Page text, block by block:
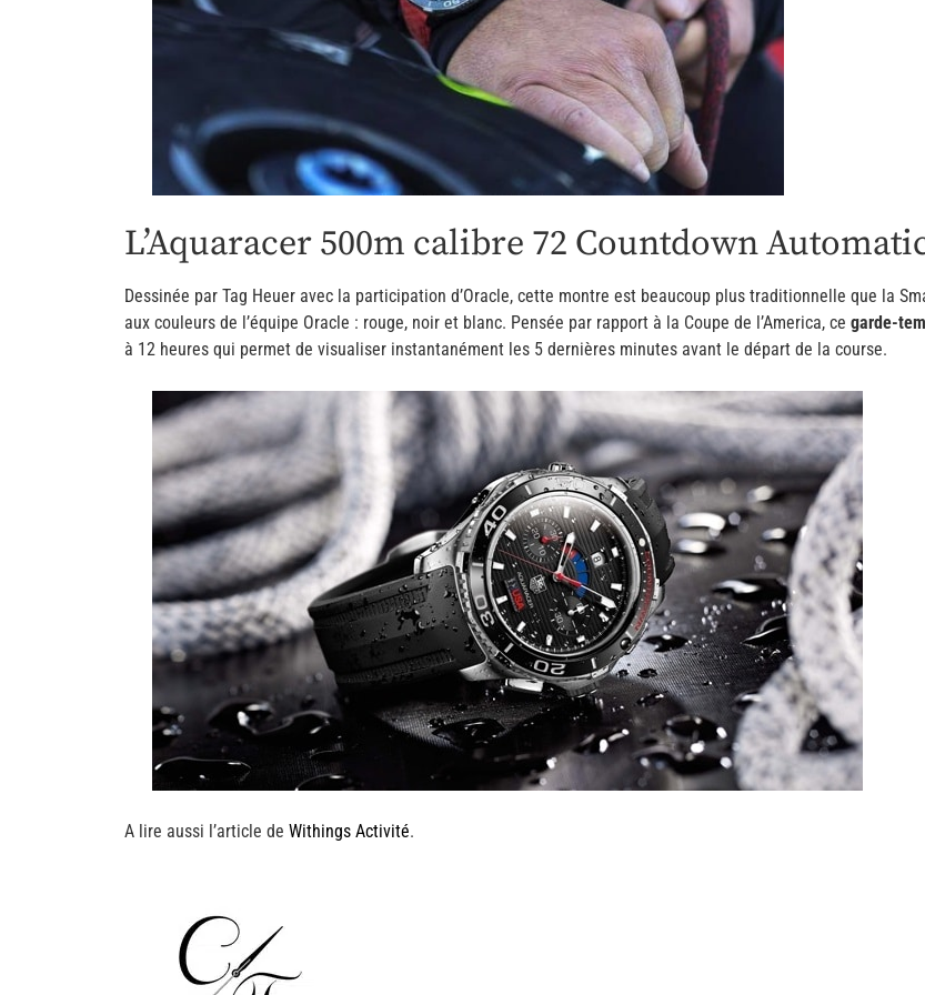
L’Aquaracer 500m calibre 72 Countdown
Dessinée par Tag Heuer avec la participation d’Oracle, cette montre est beaucoup plus traditionnelle que la
aux couleurs de l’équipe Oracle : rouge, noir et blanc. Pensée par rapport à la Coupe de l’America, ce garde-
à 12 heures qui permet de visualiser instantanément les 5 dernières minutes avant le départ de la course.
A lire aussi l’article de Withings Activité.